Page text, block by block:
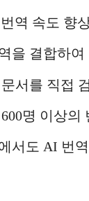
역 속도 향
을 결합하
서를 직접
명 이상의
서도 AI 번